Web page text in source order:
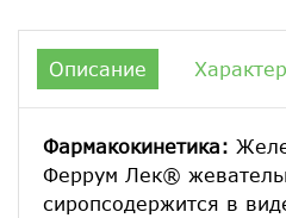
Описание
Фармакокинетика:
Феррум Лек®
сиропсодержится в